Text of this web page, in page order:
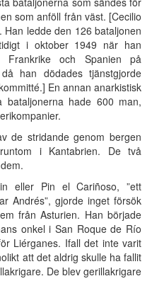
som anföll från väst. [Cecilio
ledde den 126 bataljonen
i oktober 1949 när han
Frankrike och Spanien på
han dödades tjänstgjorde
En annan anarkistisk
bataljonerna hade 600 man,
de stridande genom bergen
i Kantabrien. De två
eller Pin el Cariñoso, ”ett
Andrés”, gjorde inget försök
från Asturien. Han började
onkel i San Roque de Río
Liérganes. Ifall det inte varit
att det aldrig skulle ha fallit
De blev gerillakrigare